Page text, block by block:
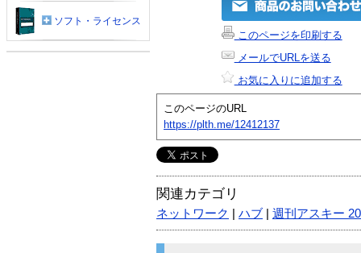
このページを印刷する
メールでURLを送る
お気に入りに追加する
このページのURL
https://plth.me/12412137
関連カテゴリ
ネットワーク ハブ 週刊アスキー
ソフト・ライセンス